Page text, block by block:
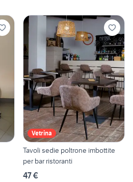
Vetrina
Tavoli sedie poltrone imbottite
per bar ristoranti
47 €